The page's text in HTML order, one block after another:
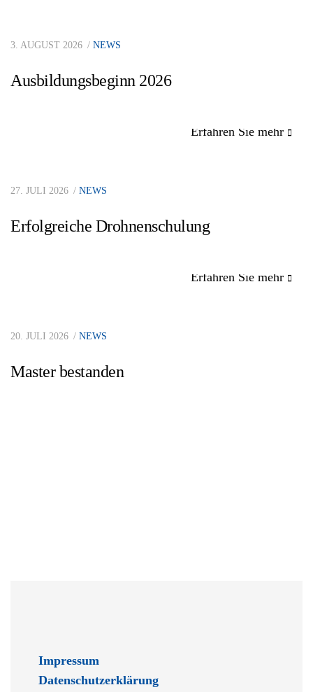
3. AUGUST 2026 NEWS
Ausbildungsbeginn 2026
Erfahren Sie mehr
27. JULI 2026 NEWS
Erfolgreiche Drohnenschulung
Erfahren Sie mehr
20. JULI 2026 NEWS
Master bestanden
Impressum
Datenschutzerklärung